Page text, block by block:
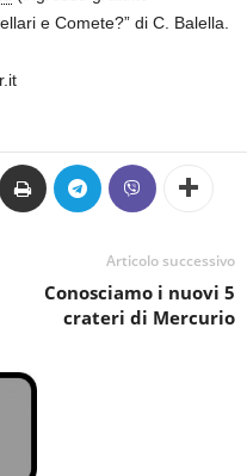
e Comete?” di C. Balella.
Articolo successivo
Conosciamo i nuovi 5
crateri di Mercurio